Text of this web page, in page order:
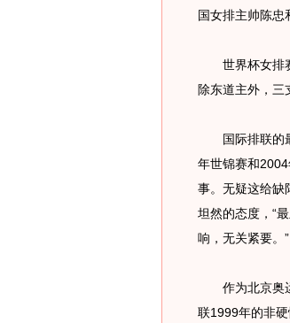
国女排主帅陈忠
世界杯女排赛
除东道主外，三
国际排联的最
年世锦赛和
事。无疑这给缺
坦然的态度，“
响，无关紧要。”
作为北京奥运
联1999年的非